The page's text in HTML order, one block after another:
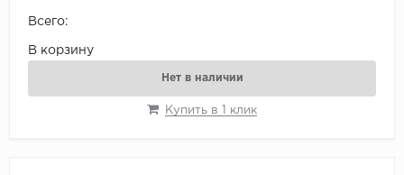
Всего:
В корзину
Нет в наличии
Купить в 1 клик